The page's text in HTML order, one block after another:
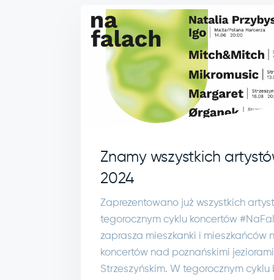
Znamy wszystkich
2024
Zaprezentowano już wszystkich
tegorocznym cyklu koncertów
zaprasza mieszkanki i mieszkańców
koncertów nad poznańskimi
Strzeszyńskim. W tegorocznym